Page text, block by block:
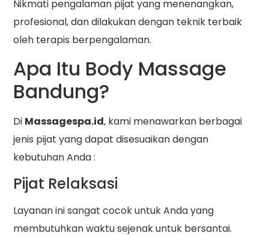
Nikmati pengalaman pijat yang menenangkan,
profesional, dan dilakukan dengan teknik terbaik
oleh terapis berpengalaman.
Apa Itu Body Massage
Bandung?
Di Massagespa.id, kami menawarkan berbagai
jenis pijat yang dapat disesuaikan dengan
kebutuhan Anda :
Pijat Relaksasi
Layanan ini sangat cocok untuk Anda yang
membutuhkan waktu sejenak untuk bersantai.